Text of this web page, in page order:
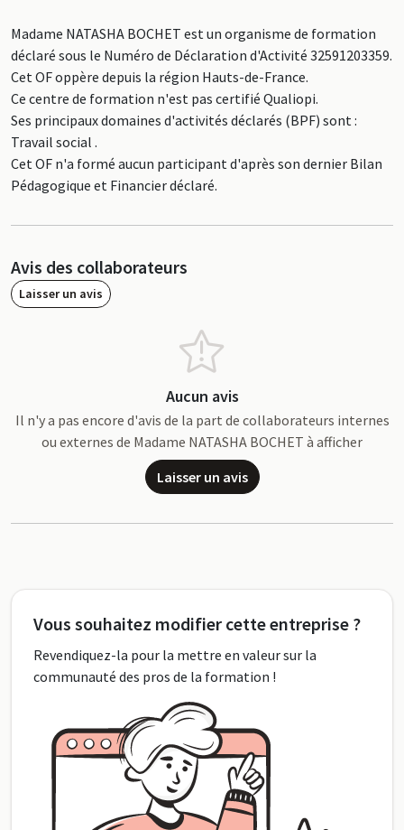
Madame NATASHA BOCHET est un organisme de formation
déclaré sous le Numéro de Déclaration d'Activité 32591203359.
Cet OF oppère depuis la région Hauts-de-France.
Ce centre de formation n'est pas certifié Qualiopi.
Ses principaux domaines d'activités déclarés (BPF) sont :
Travail social .
Cet OF n'a formé aucun participant d'après son dernier Bilan
Pédagogique et Financier déclaré.
Avis des collaborateurs
Laisser un avis
Aucun avis
Il n'y a pas encore d'avis de la part de collaborateurs internes
ou externes de Madame NATASHA BOCHET à afficher
Laisser un avis
Vous souhaitez modifier cette entreprise ?
Revendiquez-la pour la mettre en valeur sur la
communauté des pros de la formation !